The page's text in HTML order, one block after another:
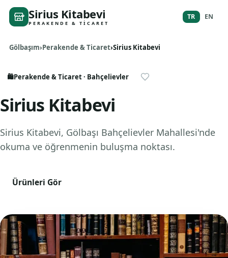
Sirius Kitabevi
PERAKENDE & TICARET
TR EN
Gölbaşım Perakende & Ticaret Sirius Kitabevi
🛍️Perakende & Ticaret· Bahçelievler
Sirius Kitabevi
Sirius Kitabevi, Gölbaşı Bahçelievler Mahallesi'nde
okuma ve öğrenmenin buluşma noktası.
Ürünleri Gör